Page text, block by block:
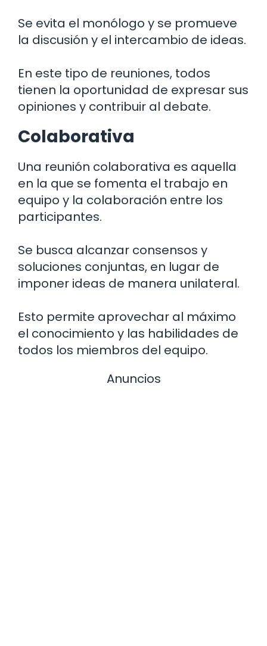
Se evita el monólogo y se promueve
la discusión y el intercambio de ideas.
En este tipo de reuniones, todos
tienen la oportunidad de expresar sus
opiniones y contribuir al debate.
Colaborativa
Una reunión colaborativa es aquella
en la que se fomenta el trabajo en
equipo y la colaboración entre los
participantes.
Se busca alcanzar consensos y
soluciones conjuntas, en lugar de
imponer ideas de manera unilateral.
Esto permite aprovechar al máximo
el conocimiento y las habilidades de
todos los miembros del equipo.
Anuncios